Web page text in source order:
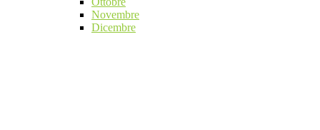
Novembre
Dicembre